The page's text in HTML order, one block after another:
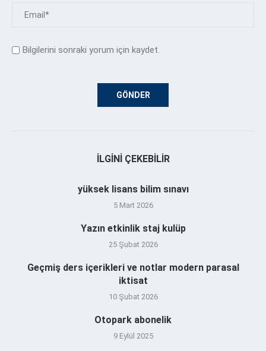
Bilgilerini sonraki yorum için kaydet.
İLGINI ÇEKEBILIR
yüksek lisans bilim sınavı
5 Mart 2026
Yazın etkinlik staj kulüp
25 Şubat 2026
Geçmiş ders içerikleri ve notlar modern parasal
iktisat
10 Şubat 2026
Otopark abonelik
9 Eylül 2025